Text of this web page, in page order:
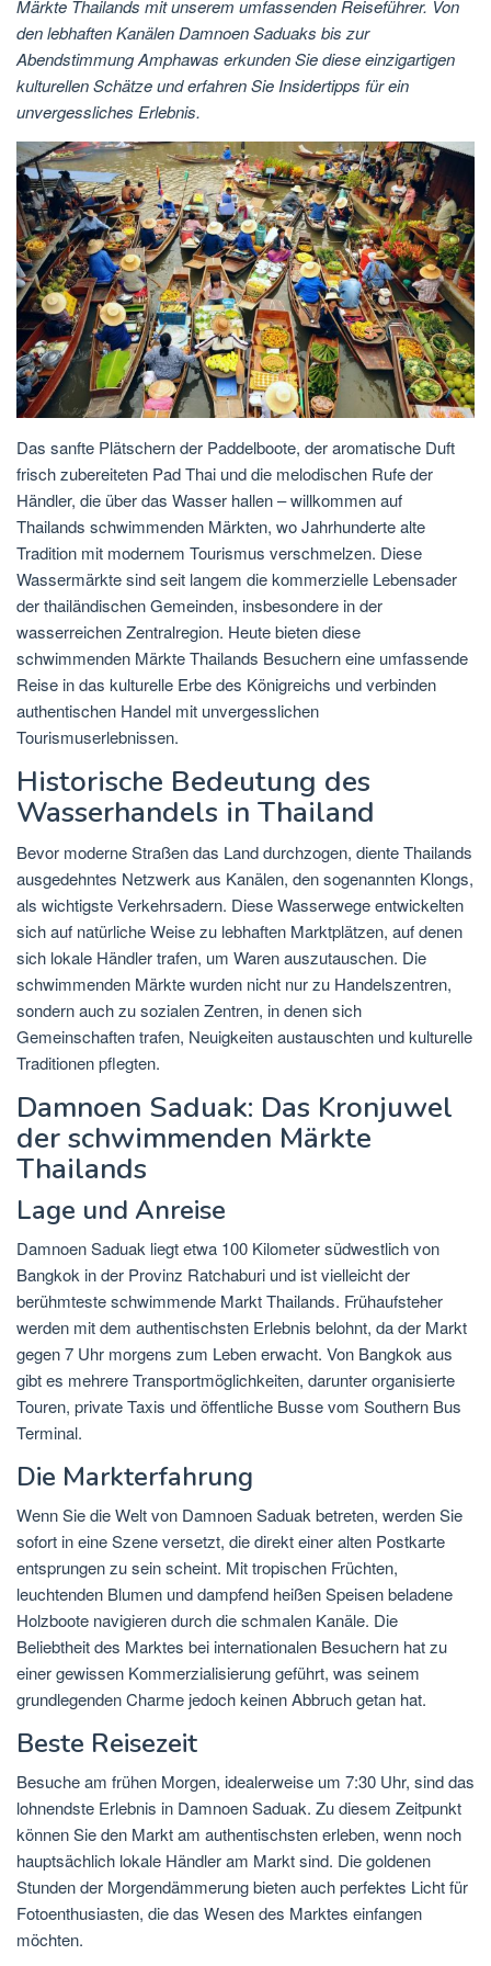
Märkte Thailands mit unserem umfassenden Reiseführer. Von
den lebhaften Kanälen Damnoen Saduaks bis zur
Abendstimmung Amphawas erkunden Sie diese einzigartigen
kulturellen Schätze und erfahren Sie Insidertipps für ein
unvergessliches Erlebnis.
Das sanfte Plätschern der Paddelboote, der aromatische Duft
frisch zubereiteten Pad Thai und die melodischen Rufe der
Händler, die über das Wasser hallen – willkommen auf
Thailands schwimmenden Märkten, wo Jahrhunderte alte
Tradition mit modernem Tourismus verschmelzen. Diese
Wassermärkte sind seit langem die kommerzielle Lebensader
der thailändischen Gemeinden, insbesondere in der
wasserreichen Zentralregion. Heute bieten diese
schwimmenden Märkte Thailands Besuchern eine umfassende
Reise in das kulturelle Erbe des Königreichs und verbinden
authentischen Handel mit unvergesslichen
Tourismuserlebnissen.
Historische Bedeutung des
Wasserhandels in Thailand
Bevor moderne Straßen das Land durchzogen, diente Thailands
ausgedehntes Netzwerk aus Kanälen, den sogenannten Klongs,
als wichtigste Verkehrsadern. Diese Wasserwege entwickelten
sich auf natürliche Weise zu lebhaften Marktplätzen, auf denen
sich lokale Händler trafen, um Waren auszutauschen. Die
schwimmenden Märkte wurden nicht nur zu Handelszentren,
sondern auch zu sozialen Zentren, in denen sich
Gemeinschaften trafen, Neuigkeiten austauschten und kulturelle
Traditionen pflegten.
Damnoen Saduak: Das Kronjuwel
der schwimmenden Märkte
Thailands
Lage und Anreise
Damnoen Saduak liegt etwa 100 Kilometer südwestlich von
Bangkok in der Provinz Ratchaburi und ist vielleicht der
berühmteste schwimmende Markt Thailands. Frühaufsteher
werden mit dem authentischsten Erlebnis belohnt, da der Markt
gegen 7 Uhr morgens zum Leben erwacht. Von Bangkok aus
gibt es mehrere Transportmöglichkeiten, darunter organisierte
Touren, private Taxis und öffentliche Busse vom Southern Bus
Terminal.
Die Markterfahrung
Wenn Sie die Welt von Damnoen Saduak betreten, werden Sie
sofort in eine Szene versetzt, die direkt einer alten Postkarte
entsprungen zu sein scheint. Mit tropischen Früchten,
leuchtenden Blumen und dampfend heißen Speisen beladene
Holzboote navigieren durch die schmalen Kanäle. Die
Beliebtheit des Marktes bei internationalen Besuchern hat zu
einer gewissen Kommerzialisierung geführt, was seinem
grundlegenden Charme jedoch keinen Abbruch getan hat.
Beste Reisezeit
Besuche am frühen Morgen, idealerweise um 7:30 Uhr, sind das
lohnendste Erlebnis in Damnoen Saduak. Zu diesem Zeitpunkt
können Sie den Markt am authentischsten erleben, wenn noch
hauptsächlich lokale Händler am Markt sind. Die goldenen
Stunden der Morgendämmerung bieten auch perfektes Licht für
Fotoenthusiasten, die das Wesen des Marktes einfangen
möchten.